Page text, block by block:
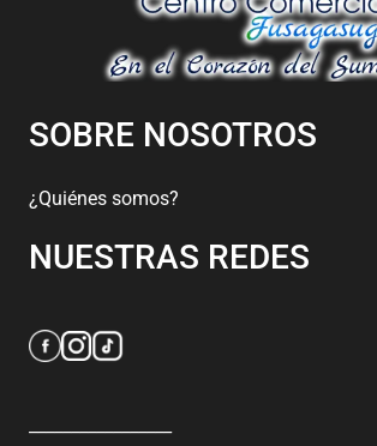
SOBRE NOSOTROS
¿Quiénes somos?
NUESTRAS REDES